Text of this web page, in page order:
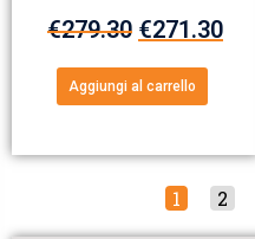
€279.30 €271.30
Aggiungi al carrello
1 2